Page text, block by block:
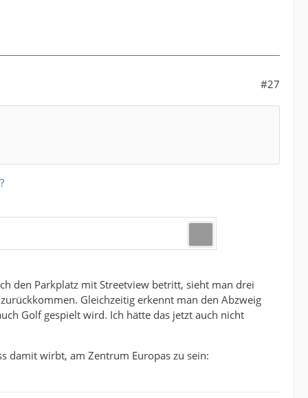
#27
den Parkplatz mit Streetview betritt, sieht man drei
Gleichzeitig erkennt man den Abzweig
Golf gespielt wird. Ich hätte das jetzt auch nicht
damit wirbt, am Zentrum Europas zu sein: